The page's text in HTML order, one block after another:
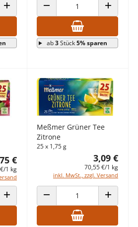
ANZAHL ERHÖHENANZAHL VERRINGERN ANZAHL
ab3Stück5% sparen
€
1 kg
ANZAHL ERHÖHEN
Meßmer Grüner Tee
Zitrone
25 x 1,75 g
3,09 €
70,55 €/1 kg
inkl. MwSt., zzgl. Versand
ANZAHL VERRINGERN ANZAHL